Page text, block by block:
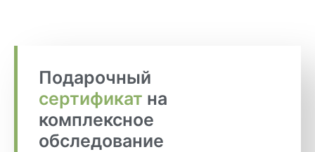
Подарочный
сертификат на
комплексное
обследование